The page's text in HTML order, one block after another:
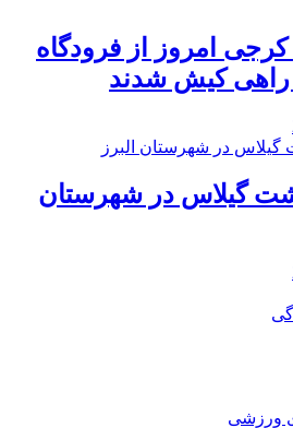
امروز از فرودگاه
راهی کیش شدند
گیلاس در شهرستان
ورزشی